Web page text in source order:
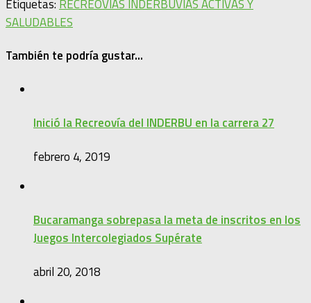
Etiquetas: RECREOVIAS INDERBUVIAS ACTIVAS Y
SALUDABLES
También te podría gustar...
Inició la Recreovía del INDERBU en la carrera 27
febrero 4, 2019
Bucaramanga sobrepasa la meta de inscritos en los
Juegos Intercolegiados Supérate
abril 20, 2018